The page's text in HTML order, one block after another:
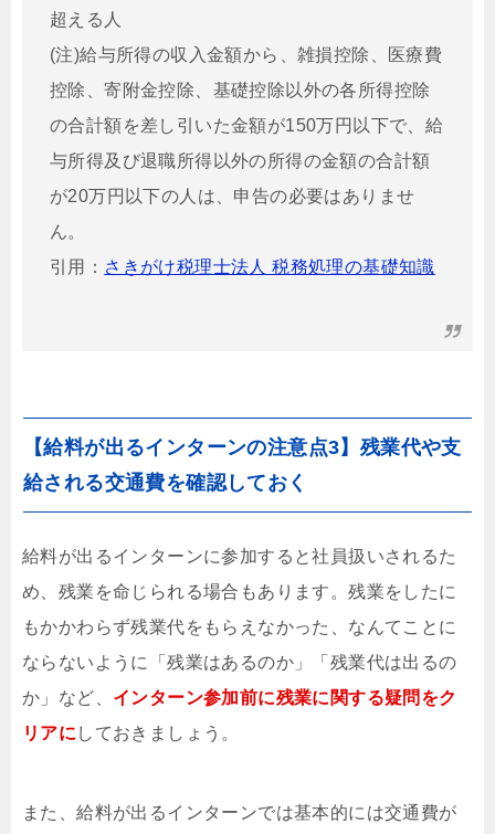
超える人
(注)給与所得の収入金額から、雑損控除、医療費
控除、寄附金控除、基礎控除以外の各所得控除
の合計額を差し引いた金額が150万円以下で、給
与所得及び退職所得以外の所得の金額の合計額
が20万円以下の人は、申告の必要はありませ
ん。
引用： さきがけ税理士法人 税務処理の基礎知識
【給料が出るインターンの注意点3】残業代や支
給される交通費を確認しておく
給料が出るインターンに参加すると社員扱いされるた
め、残業を命じられる場合もあります。残業をしたに
もかかわらず残業代をもらえなかった、なんてことに
ならないように「残業はあるのか」「残業代は出るの
か」など、 インターン参加前に残業に関する疑問をク
リアに しておきましょう。
また、給料が出るインターンでは基本的には交通費が